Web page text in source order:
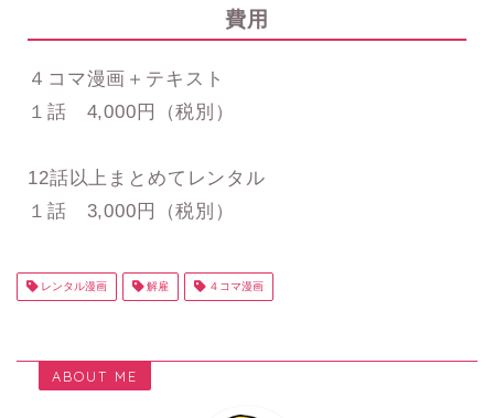
費用
４コマ漫画＋テキスト
１話 4,000円（税別）
12話以上まとめてレンタル
１話 3,000円（税別）
レンタル漫画 解雇 ４コマ漫画
ABOUT ME